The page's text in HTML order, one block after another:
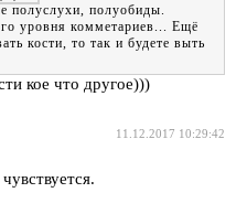
полуслухи, полуобиды.
уровня комметариев... Ещё
кости, то так и будете выть
кое что другое)))
11.12.2017 10:29:42